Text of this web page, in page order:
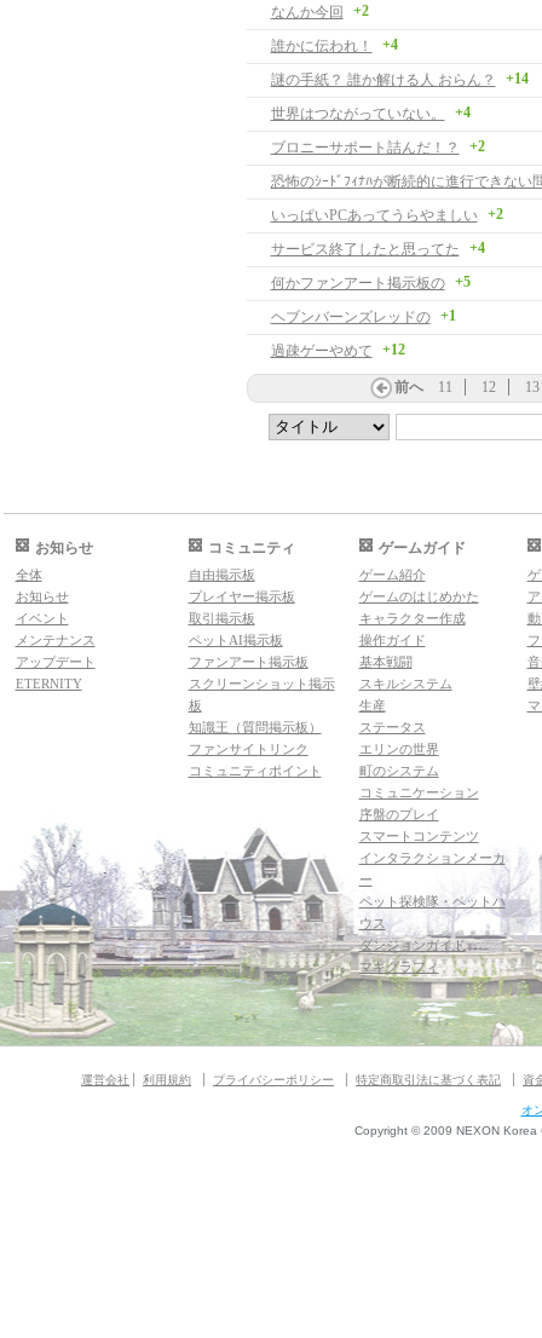
なんか今回 +2
誰かに伝われ！ +4
謎の手紙？ 誰か解ける人 おらん？ +14
世界はつながっていない。 +4
ブロニーサポート詰んだ！？ +2
恐怖のｼｰﾄﾞﾌｨﾅﾊが断続的に進行できない
いっぱいPCあってうらやましい
+2
サービス終了したと思ってた +4
何かファンアート掲示板の +5
ヘブンバーンズレッドの +1
過疎ゲーやめて +12
前へ 11 12 13
お知らせ
全体
お知らせ
イベント
メンテナンス
アップデート
ETERNITY
コミュニティ
自由掲示板
プレイヤー掲示板
取引掲示板
ペットAI掲示板
ファンアート掲示板
スクリーンショット掲示
板
知識王（質問掲示板）
ファンサイトリンク
コミュニティポイント
ゲームガイド
ゲーム紹介
ゲームのはじめかた
キャラクター作成
操作ガイド
基本戦闘
スキルシステム
生産
ステータス
エリンの世界
町のシステム
コミュニケーション
序盤のプレイ
スマートコンテンツ
インタラクションメーカ
ー
ペット探検隊・ペットハ
ウス
ダンジョンガイド
マギグラフィ
運営会社 利用規約 プライバシーポリシー 特定商取引法に基づく表記 資
オ
Copyright © 2009 NEXON Korea